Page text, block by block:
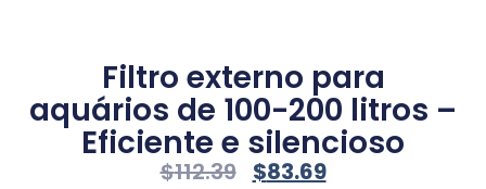
Filtro externo para
aquários de 100-200 litros –
Eficiente e silencioso
$112.39 $83.69